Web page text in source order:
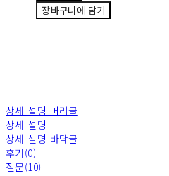
장바구니에 담기
상세 설명 머리글
상세 설명
상세 설명 바닥글
후기(0)
질문(10)